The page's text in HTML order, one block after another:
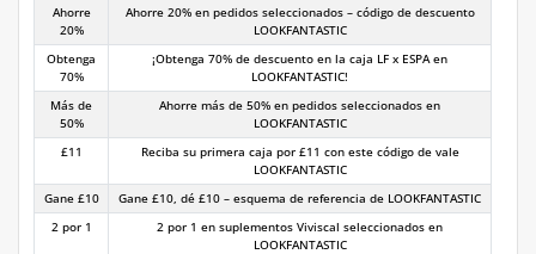
Ahorre
20%
Ahorre 20% en pedidos seleccionados – código de descuento
LOOKFANTASTIC
Obtenga
70%
¡Obtenga 70% de descuento en la caja LF x ESPA en
LOOKFANTASTIC!
Más de
50%
Ahorre más de 50% en pedidos seleccionados en
LOOKFANTASTIC
£11
Reciba su primera caja por £11 con este código de vale
LOOKFANTASTIC
Gane £10
Gane £10, dé £10 – esquema de referencia de LOOKFANTASTIC
2 por 1
2 por 1 en suplementos Viviscal seleccionados en
LOOKFANTASTIC